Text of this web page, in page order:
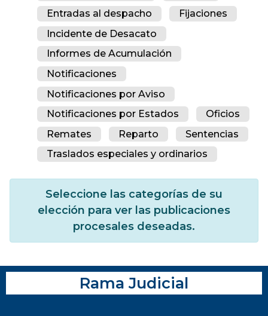
Entradas al despacho
Fijaciones
Incidente de Desacato
Informes de Acumulación
Notificaciones
Notificaciones por Aviso
Notificaciones por Estados
Oficios
Remates
Reparto
Sentencias
Traslados especiales y ordinarios
Seleccione las categorías de su
elección para ver las publicaciones
procesales deseadas.
Rama Judicial